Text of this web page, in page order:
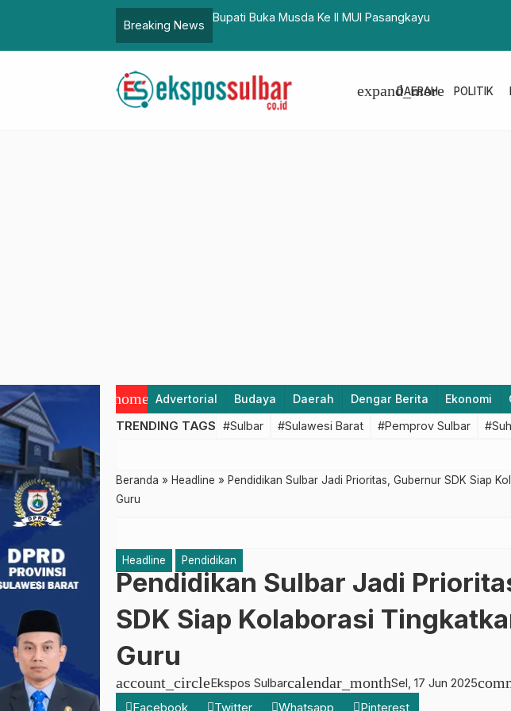
Breaking News
Bupati Pasangkayu Terima Kunjungan Kepala BNN Sulbar
DAERAH
expand_more POLITIK
home Advertorial Budaya Daerah Dengar Berita Ekonomi
TRENDING TAGS #Sulbar #Sulawesi Barat #Pemprov Sulbar
Beranda » Headline » Pendidikan Sulbar Jadi Prioritas, Gubernur SDK Siap
Guru
Headline Pendidikan
Pendidikan Sulbar Jadi
SDK Siap Kolaborasi
Guru
account_circleEkspos Sulbarcalendar_monthSel, 17 Jun 2025
Facebook
Twitter Whatsapp Pinterest